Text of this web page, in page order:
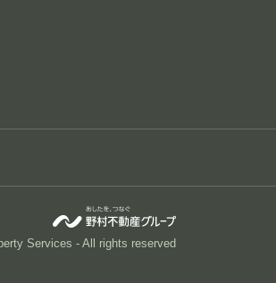
Services - All rights reserved